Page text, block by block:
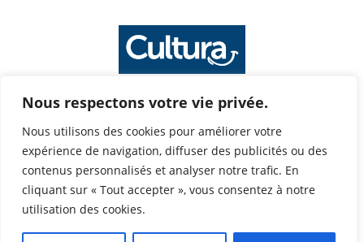
Nous respectons votre vie privée.
Nous utilisons des cookies pour améliorer votre
expérience de navigation, diffuser des publicités ou des
contenus personnalisés et analyser notre trafic. En
cliquant sur « Tout accepter », vous consentez à notre
utilisation des cookies.